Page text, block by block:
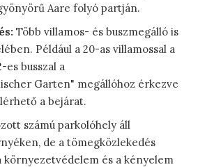
Aare folyó partján.
Több villamos- és buszmegálló is
Például a 20-as villamossal a
es busszal a
Garten" megállóhoz érkezve
a bejárat.
számú parkolóhely áll
de a tömegközlekedés
környezetvédelem és a kényelem